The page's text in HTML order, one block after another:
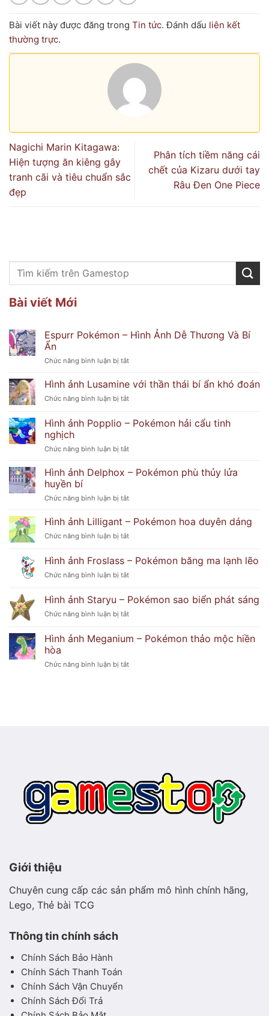
Bài viết này được đăng trong Tin tức. Đánh dấu liên kết
thường trực.
Nagichi Marin Kitagawa:
Hiện tượng ăn kiêng gây
tranh cãi và tiêu chuẩn sắc
đẹp
Phân tích tiềm năng cái
chết của Kizaru dưới tay
Râu Đen One Piece
Bài viết Mới
Espurr Pokémon – Hình Ảnh Dễ Thương Và Bí
Ẩn
Chức năng bình luận bị tắtở
Pokémon
Hình
Dễ
Bí
Hình ảnh Lusamine với thần thái bí ẩn khó đoán
Chức năng bình luận bị tắtở
ảnh
Lusamine
thần
đoán
Hình ảnh Popplio – Pokémon hải cẩu tinh
nghịch
Chức năng bình luận bị tắtở
ảnh
Popplio
Pokémon
cẩu
nghịch
Hình ảnh Delphox – Pokémon phù thủy lửa
huyền bí
Chức năng bình luận bị tắtở
ảnh
Delphox
–
phù
lửa
bí
Hình ảnh Lilligant – Pokémon hoa duyên dáng
Chức năng bình luận bị tắtở
ảnh
Lilligant
–
hoa
dáng
Hình ảnh Froslass – Pokémon băng ma lạnh lẽo
Chức năng bình luận bị tắtở
ảnh
Froslass
–
băng
lẽo
Hình ảnh Staryu – Pokémon sao biển phát sáng
Chức năng bình luận bị tắtở
Staryu
Pokémon
Hình ảnh Meganium – Pokémon thảo mộc hiền
hòa
Chức năng bình luận bị tắtở
Giới thiệu
Chuyên cung cấp các sản phẩm mô hình chính hãng,
Lego, Thẻ bài TCG
Thông tin chính sách
Chính Sách Bảo Hành
Chính Sách Thanh Toán
Chính Sách Vận Chuyển
Chính Sách Đổi Trả